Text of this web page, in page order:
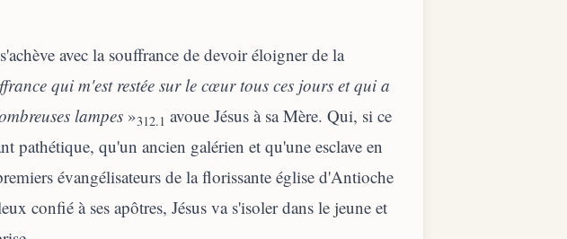
avec la souffrance de devoir éloigner de la
qui m'est restée sur le cœur tous ces jours et qui a
lampes »312.1 avoue Jésus à sa Mère. Qui, si ce
pathétique, qu'un ancien galérien et qu'une esclave en
évangélisateurs de la florissante église d'Antioche
confié à ses apôtres, Jésus va s'isoler dans le jeune et